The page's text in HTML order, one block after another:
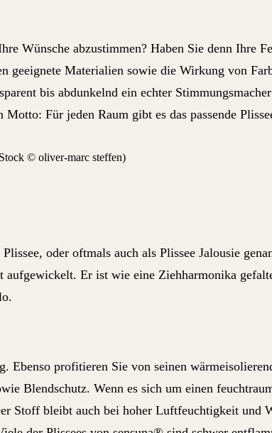
Wünsche abzustimmen? Haben Sie denn Ihre
geeignete Materialien sowie die Wirkung von
bis abdunkelnd ein echter
Für jeden Raum gibt es das passende
© oliver-marc steffen)
oder oftmals auch als Plissee Jalousie
Er ist wie eine Ziehharmonika
profitieren Sie von seinen
Blendschutz. Wenn es sich um einen
Stoff bleibt auch bei hoher Luftfeuchtigkeit und